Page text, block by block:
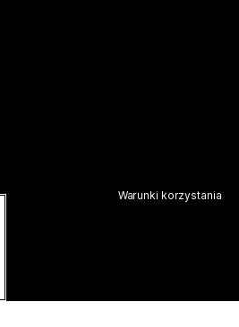
Warunki korzystania